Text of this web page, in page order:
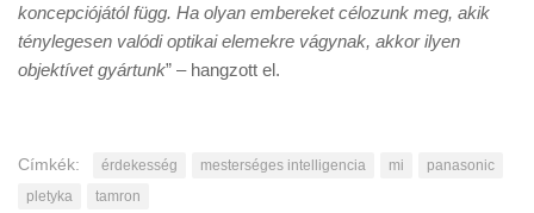
koncepciójától függ. Ha olyan embereket célozunk meg, akik
ténylegesen valódi optikai elemekre vágynak, akkor ilyen
objektívet gyártunk” – hangzott el.
Címkék: érdekesség mesterséges intelligencia mi
panasonic
pletyka
tamron